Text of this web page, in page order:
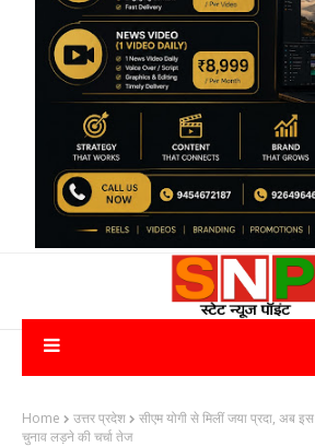
Home उत्तर प्रदेश
सीएम योगी से मिलीं जया प्रदा, अब
चुनाव लड़ने की चर्चा तेज